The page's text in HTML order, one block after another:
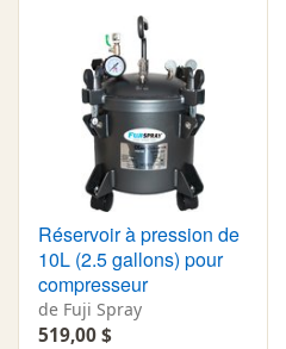
Réservoir à pression de
10L (2.5 gallons) pour
compresseur
de Fuji Spray
519,00 $